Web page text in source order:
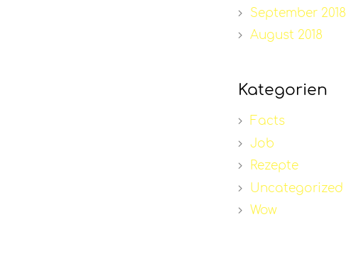
September 2018
August 2018
Kategorien
Facts
Job
Rezepte
Uncategorized
Wow